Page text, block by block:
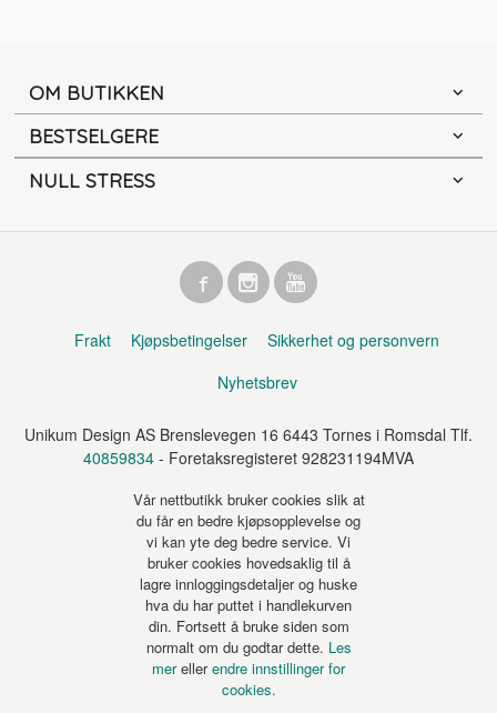
OM BUTIKKEN
BESTSELGERE
NULL STRESS
Frakt Kjøpsbetingelser
Sikkerhet og personvern
Nyhetsbrev
Unikum Design AS Brenslevegen 16 6443 Tornes i Romsdal Tlf.
40859834 - Foretaksregisteret 928231194MVA
Vår nettbutikk bruker cookies slik at
du får en bedre kjøpsopplevelse og
vi kan yte deg bedre service. Vi
bruker cookies hovedsaklig til å
lagre innloggingsdetaljer og huske
hva du har puttet i handlekurven
din. Fortsett å bruke siden som
normalt om du godtar dette. Les
merellerendre innstillinger for
cookies.